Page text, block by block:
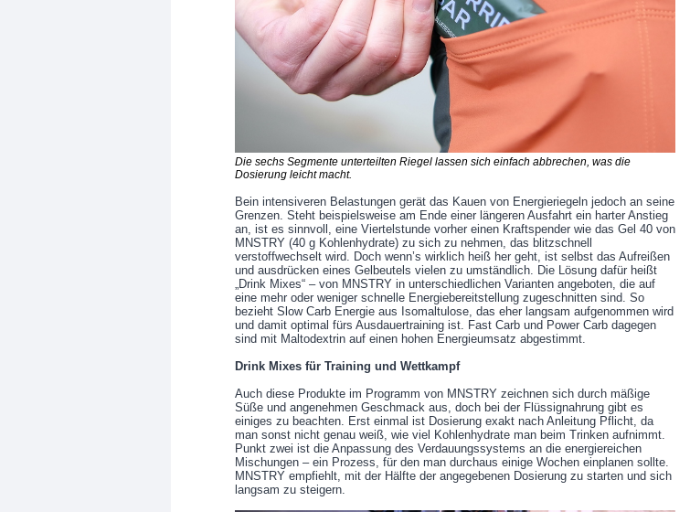
Die sechs Segmente unterteilten Riegel lassen sich einfach abbrechen, was die
Dosierung leicht macht.
Bein intensiveren Belastungen gerät das Kauen von Energieriegeln jedoch an seine
Grenzen. Steht beispielsweise am Ende einer längeren Ausfahrt ein harter Anstieg
an, ist es sinnvoll, eine Viertelstunde vorher einen Kraftspender wie das Gel 40 von
MNSTRY (40 g Kohlenhydrate) zu sich zu nehmen, das blitzschnell
verstoffwechselt wird. Doch wenn’s wirklich heiß her geht, ist selbst das Aufreißen
und ausdrücken eines Gelbeutels vielen zu umständlich. Die Lösung dafür heißt
„Drink Mixes“ – von MNSTRY in unterschiedlichen Varianten angeboten, die auf
eine mehr oder weniger schnelle Energiebereitstellung zugeschnitten sind. So
bezieht Slow Carb Energie aus Isomaltulose, das eher langsam aufgenommen wird
und damit optimal fürs Ausdauertraining ist. Fast Carb und Power Carb dagegen
sind mit Maltodextrin auf einen hohen Energieumsatz abgestimmt.
Drink Mixes für Training und Wettkampf
Auch diese Produkte im Programm von MNSTRY zeichnen sich durch mäßige
Süße und angenehmen Geschmack aus, doch bei der Flüssignahrung gibt es
einiges zu beachten. Erst einmal ist Dosierung exakt nach Anleitung Pflicht, da
man sonst nicht genau weiß, wie viel Kohlenhydrate man beim Trinken aufnimmt.
Punkt zwei ist die Anpassung des Verdauungssystems an die energiereichen
Mischungen – ein Prozess, für den man durchaus einige Wochen einplanen sollte.
MNSTRY empfiehlt, mit der Hälfte der angegebenen Dosierung zu starten und sich
langsam zu steigern.